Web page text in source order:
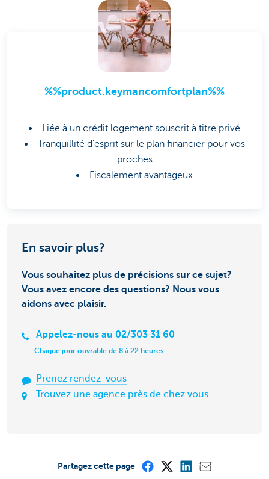
%%product.keymancomfortplan%%
Liée à un crédit logement souscrit à titre privé
Tranquillité d'esprit sur le plan financier pour vos
proches
Fiscalement avantageux
En savoir plus?
Vous souhaitez plus de précisions sur ce sujet?
Vous avez encore des questions? Nous vous
aidons avec plaisir.
Appelez-nous au 02/303 31 60
Chaque jour ouvrable de 8 à 22 heures.
Prenez rendez-vous
Trouvez une agence près de chez vous
Partagez cette page